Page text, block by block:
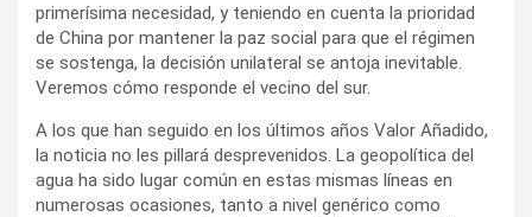
primerísima necesidad, y teniendo en cuenta la prioridad
de China por mantener la paz social para que el régimen
se sostenga, la decisión unilateral se antoja inevitable.
Veremos cómo responde el vecino del sur.
A los que han seguido en los últimos años Valor Añadido,
la noticia no les pillará desprevenidos. La geopolítica del
agua ha sido lugar común en estas mismas líneas en
numerosas ocasiones, tanto a nivel genérico como